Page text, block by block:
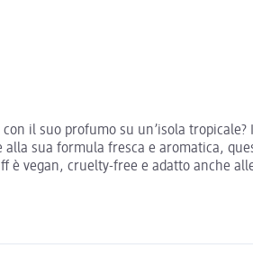
il suo profumo su un’isola
sua formula fresca e aromatica,
è vegan, cruelty-free e adatto